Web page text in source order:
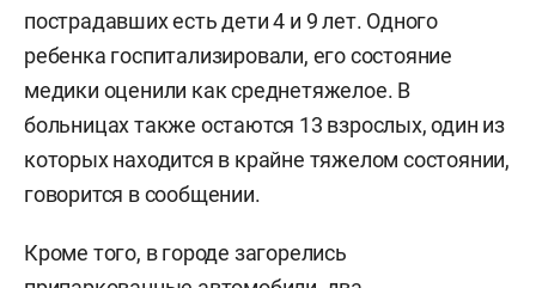
пострадавших есть дети 4 и 9 лет. Одного
ребенка госпитализировали, его состояние
медики оценили как среднетяжелое. В
больницах также остаются 13 взрослых, один из
которых находится в крайне тяжелом состоянии,
говорится в сообщении.
Кроме того, в городе загорелись